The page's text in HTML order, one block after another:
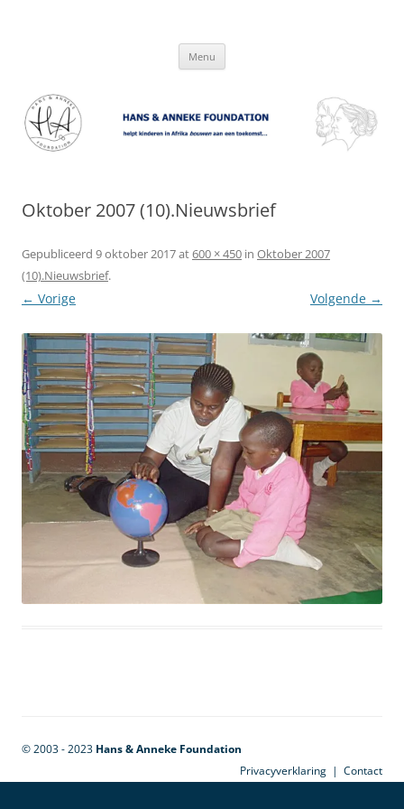
Menu
Oktober 2007 (10).Nieuwsbrief
Gepubliceerd 9 oktober 2017at600 × 450 in Oktober 2007
(10).Nieuwsbrief.
← Vorige Volgende →
© 2003 - 2023 Hans & Anneke Foundation
Privacyverklaring | Contact